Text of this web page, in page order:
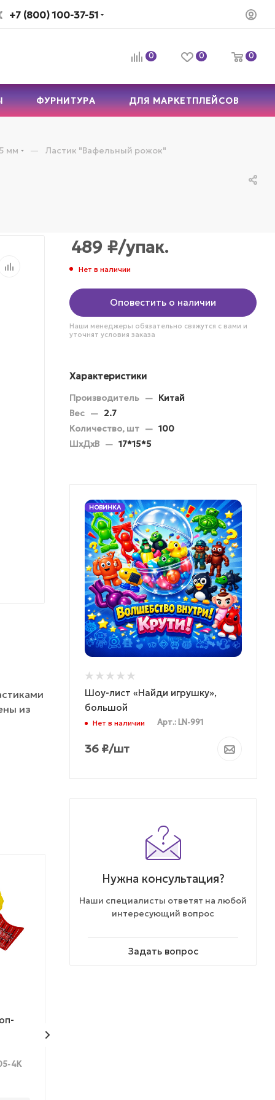
+7 (800) 100-37-51
0 0 0
ФУРНИТУРА ДЛЯ МАРКЕТПЛЕЙСОВ
мм — Ластик "Вафельный рожок"
из
4К
489 ₽/упак.
Нет в наличии
Оповестить о наличии
Наши менеджеры обязательно свяжутся с вами и
уточнят условия заказа
Характеристики
Производитель — Китай
Вес — 2.7
Количество, шт — 100
ШхДхВ — 17*15*5
НОВИНКА
Шоу-лист «Найди игрушку»,
большой
Нет в наличии Арт.: LN-991
36 ₽/шт
Нужна консультация?
Наши специалисты ответят на любой
интересующий вопрос
Задать вопрос